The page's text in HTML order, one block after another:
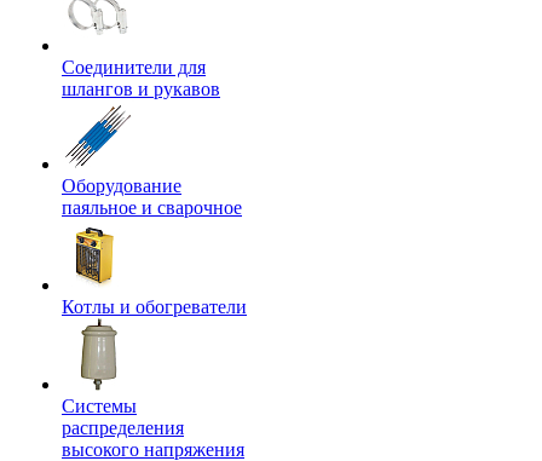
Соединители для
шлангов и рукавов
Оборудование
паяльное и сварочное
Котлы и обогреватели
Системы
распределения
высокого напряжения